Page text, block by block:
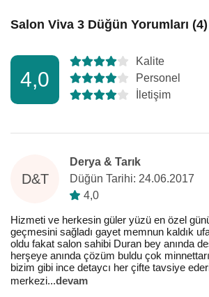
Salon Viva 3 Düğün Yorumları (4)
4,0
Kalite
Personel
İletişim
D&T
Derya & Tarık
Düğün Tarihi: 24.06.2017
4,0
Hizmeti ve herkesin güler yüzü en özel
geçmesini sağladı gayet memnun kaldık
oldu fakat salon sahibi Duran bey anında
herşeye anında çözüm buldu çok
bizim gibi ince detaycı her çifte tavsiye
merkezi...devam